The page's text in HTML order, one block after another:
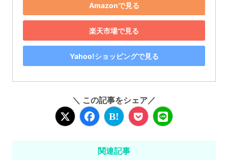
Amazonで見る
楽天市場で見る
Yahoo!ショッピングで見る
＼ この記事をシェア／
関連記事